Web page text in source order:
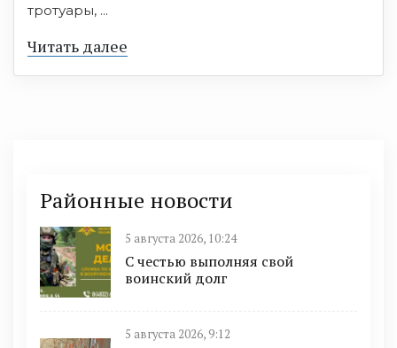
тротуары, ...
Читать далее
Районные новости
5 августа 2026, 10:24
С честью выполняя свой
воинский долг
5 августа 2026, 9:12